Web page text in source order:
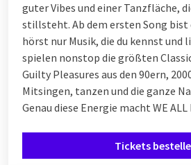
guter Vibes und einer Tanzfläche,
stillsteht. Ab dem ersten Song
hörst nur Musik, die du kennst und
spielen nonstop die größten
Guilty Pleasures aus den 90ern,
Mitsingen, tanzen und die ganze
Genau diese Energie macht WE ALL
Tickets